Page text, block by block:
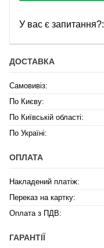
У вас є запитання?:
ДОСТАВКА
Самовивіз:
По Києву:
По Київській області:
По Україні:
ОПЛАТА
Накладений платіж:
Переказ на картку:
Оплата з ПДВ:
ГАРАНТІЇ